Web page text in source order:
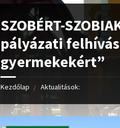
SZOBÉRT-
pályázati
gyermekekért”
Kezdőlap Aktualitások: